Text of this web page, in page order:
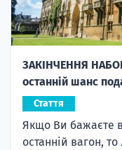
ЗАКІНЧЕННЯ
останній шанс
Стаття
Якщо Ви бажаєте
останній вагон,